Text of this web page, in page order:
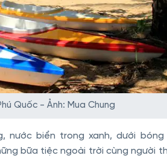
Quốc - Ảnh: Mua Chung
nước biển trong xanh, dưới
bữa tiệc ngoài trời cùng người